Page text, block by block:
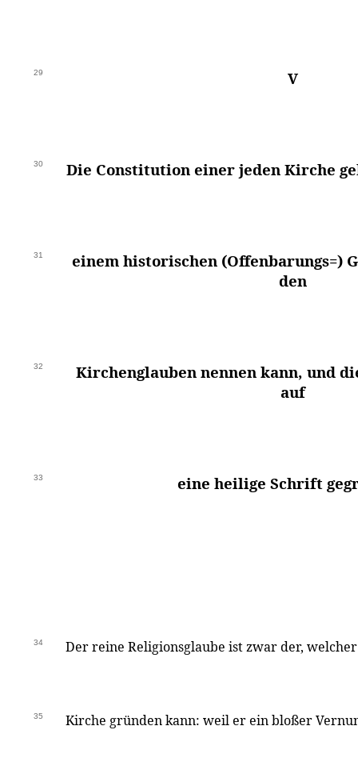
29 V
30 Die Constitution einer jeden Kirche
31
einem historischen (Offenbarungs=)
den
32
Kirchenglauben nennen kann, und
auf
33 eine heilige Schrift
34 Der reine Religionsglaube ist zwar der,
35 Kirche gründen kann: weil er ein bloßer